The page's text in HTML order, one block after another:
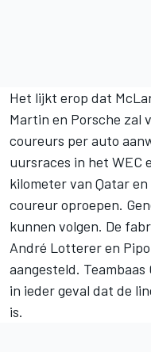
Het lijkt erop dat
Martin en Porsche zal
coureurs per auto
uursraces in het WEC
kilometer van Qatar
coureur oproepen.
kunnen volgen. De
André Lotterer en
aangesteld.
in ieder geval dat de
is.